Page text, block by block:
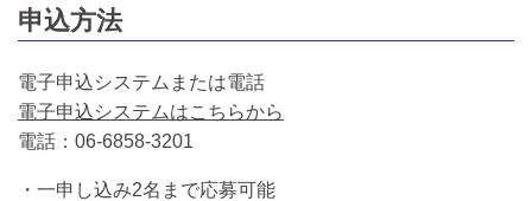
申込方法
電子申込システムまたは電話
電子申込システムはこちらから
電話：06‐6858‐3201
・一申し込み2名まで応募可能